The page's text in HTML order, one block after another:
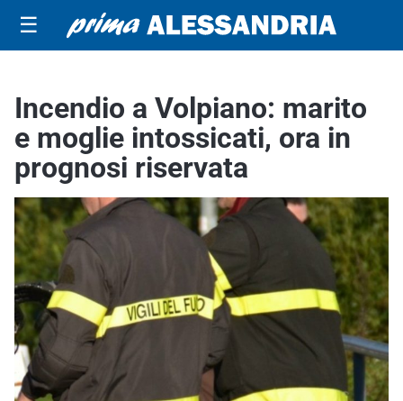
☰
Incendio a Volpiano: marito
e moglie intossicati, ora in
prognosi riservata